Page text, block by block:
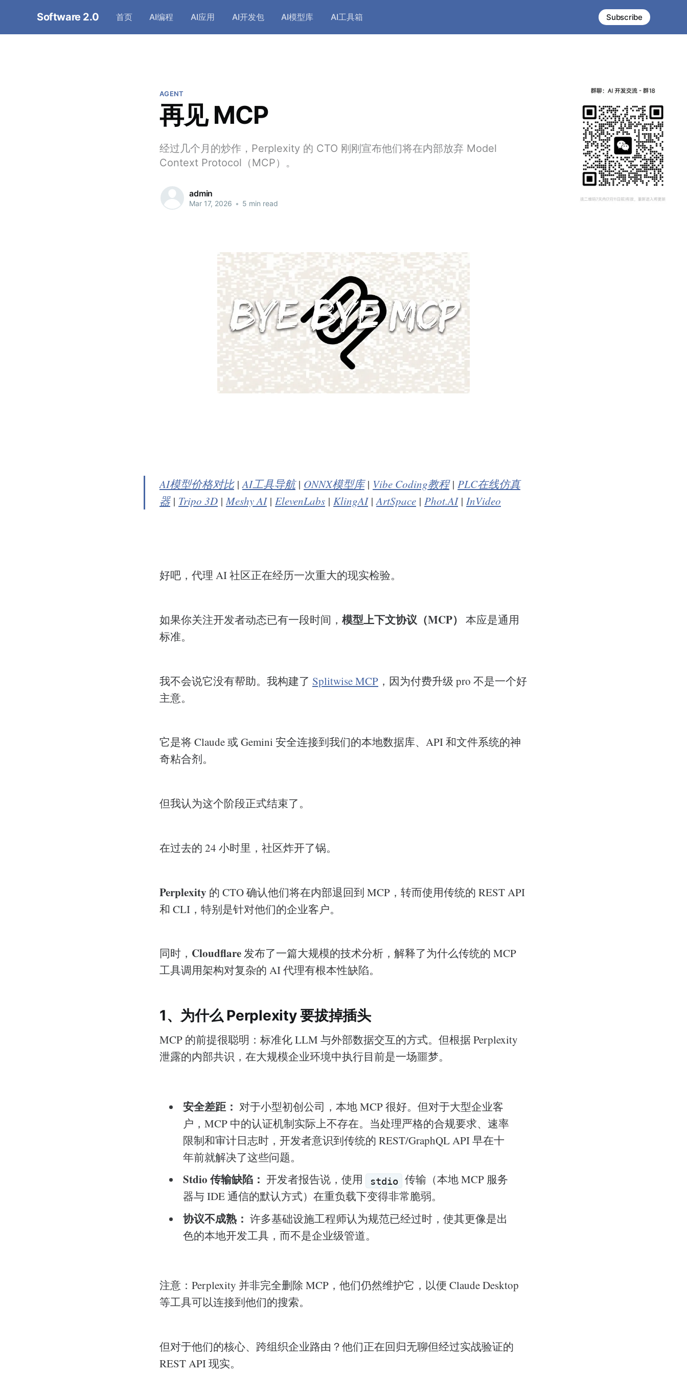
Software 2.0 首页 AI编程 AI应用 AI开发包 AI模型库 AI工具箱 Subscribe
AGENT
再见 MCP
经过几个月的炒作，Perplexity 的 CTO 刚刚宣布他们将在内部放弃 Model
Context Protocol（MCP）。
admin
Mar 17, 2026 • 5 min read
AI模型价格对比|AI工具导航| ONNX模型库| Vibe Coding教程| PLC在线仿真
器| Tripo 3D |Meshy AI| ElevenLabs | KlingAI|ArtSpace | Phot.AI| InVideo
好吧，代理 AI 社区正在经历一次重大的现实检验。
如果你关注开发者动态已有一段时间， 模型上下文协议（MCP）
本应是通用
标准。
我不会说它没有帮助。我构建了 Splitwise MCP ，因为付费升级 pro 不是一个好
主意。
它是将 Claude 或 Gemini 安全连接到我们的本地数据库、API 和文件系统的神
奇粘合剂。
但我认为这个阶段正式结束了。
在过去的 24 小时里，社区炸开了锅。
Perplexity 的 CTO 确认他们将在内部退回到 MCP，转而使用传统的 REST API
和 CLI，特别是针对他们的企业客户。
同时， Cloudflare发布了一篇大规模的技术分析，解释了为什么传统的 MCP
工具调用架构对复杂的 AI 代理有根本性缺陷。
1、为什么 Perplexity 要拔掉插头
MCP 的前提很聪明：标准化 LLM 与外部数据交互的方式。但根据 Perplexity
泄露的内部共识，在大规模企业环境中执行目前是一场噩梦。
安全差距： 对于小型初创公司，本地 MCP 很好。但对于大型企业客
户，MCP 中的认证机制实际上不存在。当处理严格的合规要求、速率
限制和审计日志时，开发者意识到传统的 REST/GraphQL API 早在十
年前就解决了这些问题。
Stdio 传输缺陷： 开发者报告说，使用 stdio
传输（本地 MCP 服务
器与 IDE 通信的默认方式）在重负载下变得非常脆弱。
协议不成熟： 许多基础设施工程师认为规范已经过时，使其更像是出
色的本地开发工具，而不是企业级管道。
注意：Perplexity 并非完全删除 MCP，他们仍然维护它，以便 Claude Desktop
等工具可以连接到他们的搜索。
但对于他们的核心、跨组织企业路由？他们正在回归无聊但经过实战验证的
REST API 现实。